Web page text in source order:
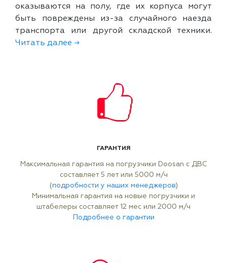
оказываются на полу, где их корпуса могут
быть повреждены из-за случайного наезда
транспорта или другой складской техники.
Читать далее →
ГАРАНТИЯ
Максимальная гарантия на погрузчики Doosan с ДВС
составляет 5 лет или 5000 м/ч
(подробности у наших менеджеров)
Минимальная гарантия на новые погрузчики и
штабелеры составляет 12 мес или 2000 м/ч
Подробнее о гарантии